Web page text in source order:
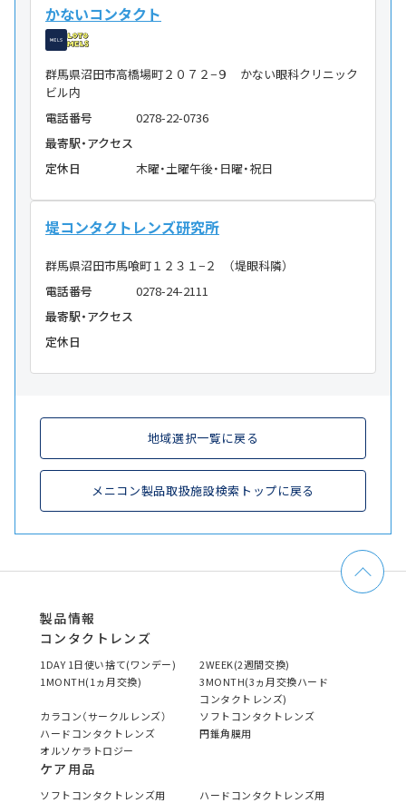
かないコンタクト
群馬県沼田市高橋場町２０７２−９ かない眼科クリニック
ビル内
電話番号
0278-22-0736
最寄駅・アクセス
定休日
木曜・土曜午後・日曜・祝日
堤コンタクトレンズ研究所
群馬県沼田市馬喰町１２３１−２ （堤眼科隣）
電話番号
0278-24-2111
最寄駅・アクセス
定休日
地域選択一覧に戻る
メニコン製品取扱施設検索トップに戻る
製品情報
コンタクトレンズ
1DAY 1日使い捨て(ワンデー)
2WEEK(2週間交換)
1MONTH(1ヵ月交換)
3MONTH(3ヵ月交換ハード
コンタクトレンズ)
カラコン（サークルレンズ）
ソフトコンタクトレンズ
ハードコンタクトレンズ
円錐角膜用
オルソケラトロジー
ケア用品
ソフトコンタクトレンズ用
ハードコンタクトレンズ用